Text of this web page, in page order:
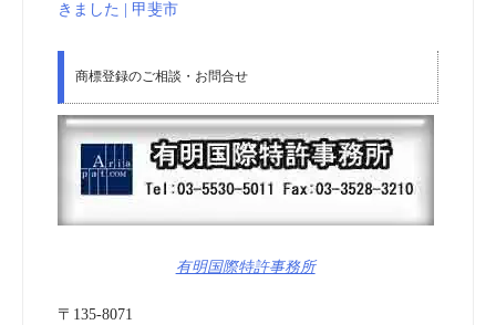
きました | 甲斐市
商標登録のご相談・お問合せ
有明国際特許事務所
〒135-8071